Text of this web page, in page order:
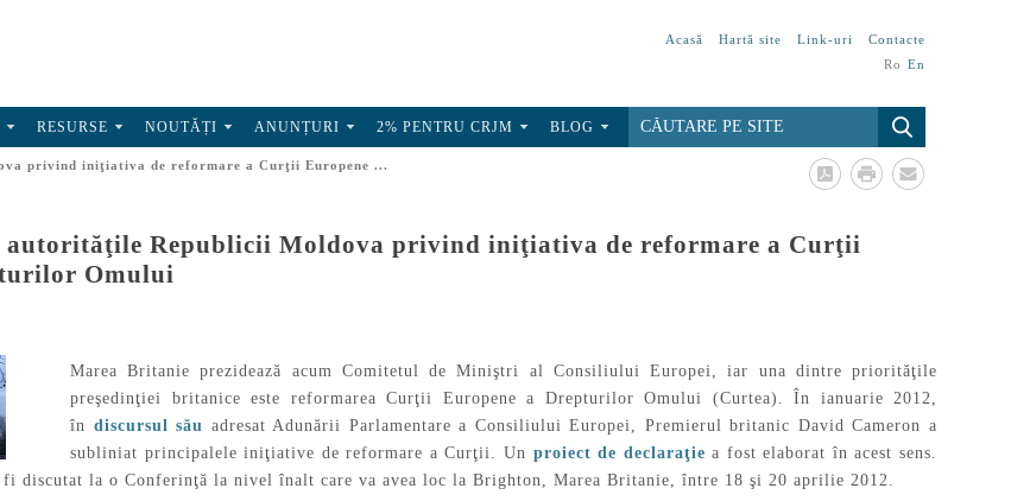
Acasă Hartă site Link-uri
Contacte
Ro En
RESURSE NOUTĂȚI ANUNȚURI 2% PENTRU CRJM BLOG
privind iniţiativa de reformare a Curţii Europene ...
autorităţile Republicii Moldova privind iniţiativa de reformare a Curţii
Omului
Marea Britanie prezidează acum Comitetul de Miniştri al Consiliului Europei, iar una dintre priorităţile
preşedinţiei britanice este reformarea Curţii Europene a Drepturilor Omului (Curtea). În ianuarie 2012,
în discursul său adresat Adunării Parlamentare a Consiliului Europei, Premierul britanic David Cameron a
subliniat principalele iniţiative de reformare a Curţii. Un proiect de declaraţie a fost elaborat în acest sens.
discutat la o Conferinţă la nivel înalt care va avea loc la Brighton, Marea Britanie, între 18 şi 20 aprilie 2012.